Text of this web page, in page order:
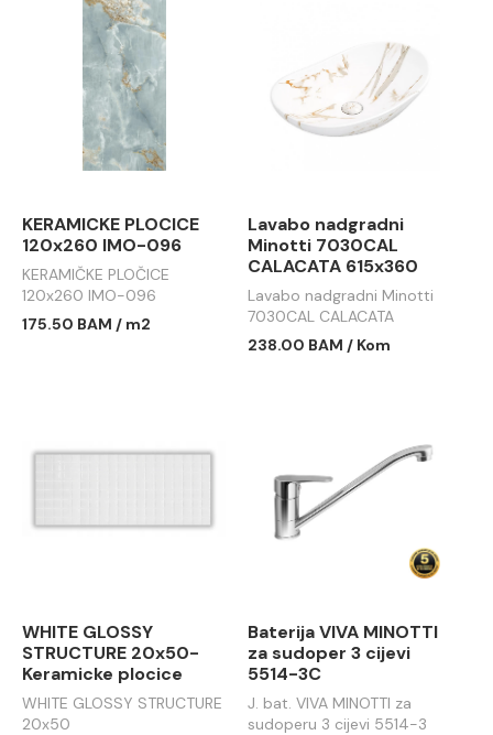
KERAMICKE PLOCICE
120x260 IMO-096
KERAMIČKE PLOČICE
120x260 IMO-096
175.50 BAM / m2
Lavabo nadgradni
Minotti 7030CAL
CALACATA 615x360
Lavabo nadgradni Minotti
7030CAL CALACATA
615x360
238.00 BAM / Kom
WHITE GLOSSY
STRUCTURE 20x50-
Keramicke plocice
WHITE GLOSSY STRUCTURE
20x50
Baterija VIVA MINOTTI
za sudoper 3 cijevi
5514-3C
J. bat. VIVA MINOTTI za
sudoperu 3 cijevi 5514-3